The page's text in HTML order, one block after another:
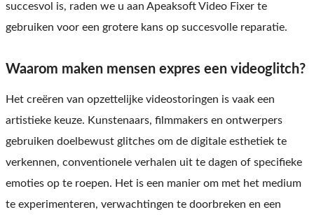
succesvol is, raden we u aan Apeaksoft Video Fixer te
gebruiken voor een grotere kans op succesvolle reparatie.
Waarom maken mensen expres een videoglitch?
Het creëren van opzettelijke videostoringen is vaak een
artistieke keuze. Kunstenaars, filmmakers en ontwerpers
gebruiken doelbewust glitches om de digitale esthetiek te
verkennen, conventionele verhalen uit te dagen of specifieke
emoties op te roepen. Het is een manier om met het medium
te experimenteren, verwachtingen te doorbreken en een